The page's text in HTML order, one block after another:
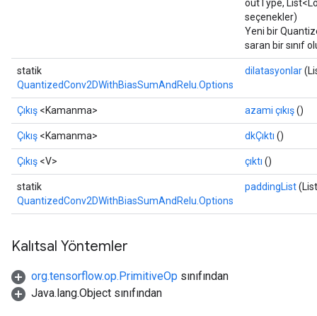
outType,
seçenekler)
Yeni bir
saran bir sınıf
statik
QuantizedConv2DWithBiasSumAndRelu.Options
dilatasyonlar
Çıkış <Kamanma> azami çıkış()
Çıkış <Kamanma> dkÇıktı ()
Çıkış <V> çıktı ()
statik
QuantizedConv2DWithBiasSumAndRelu.Options
paddingList
Kalıtsal Yöntemler
org.tensorflow.op.PrimitiveOp sınıfından
Java.lang.Object sınıfından